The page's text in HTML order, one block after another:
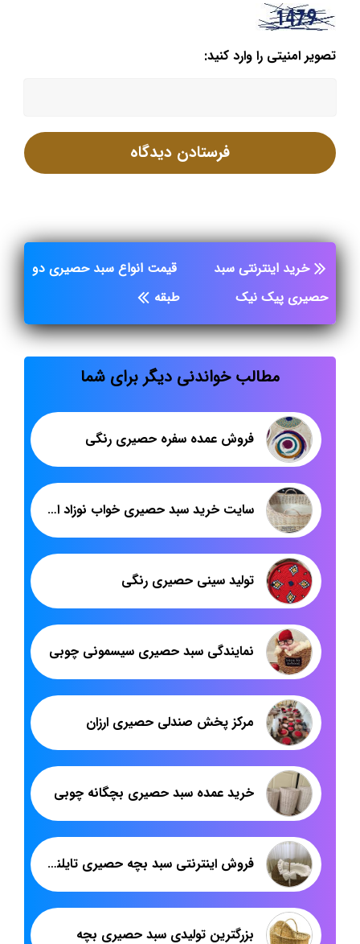
تصویر امنیتی را وارد کنید:
خرید اینترنتی سبد
حصیری پیک نیک
قیمت انواع سبد حصیری دو
طبقه
مطالب خواندنی دیگر برای شما
فروش عمده سفره حصیری رنگی
سایت خرید سبد حصیری خواب نوزاد ایرانی
تولید سینی حصیری رنگی
نمایندگی سبد حصیری سیسمونی چوبی
مرکز پخش صندلی حصیری ارزان
خرید عمده سبد حصیری بچگانه چوبی
فروش اینترنتی سبد بچه حصیری تایلندی
بزرگترین تولیدی سبد حصیری بچه